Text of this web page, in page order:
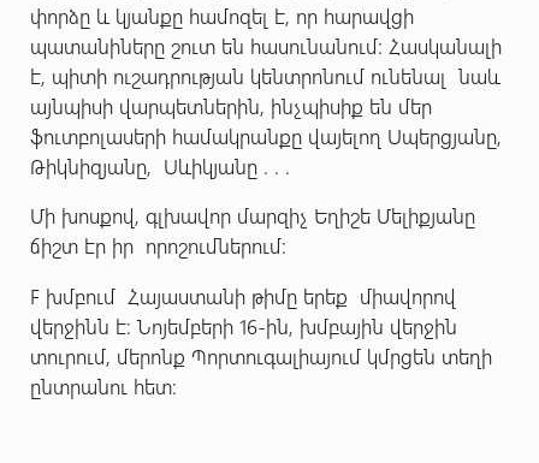
փորձը և կյանքը համոզել է, որ հարավցի
պատանիները շուտ են հասունանում: Հասկանալի
է, պիտի ուշադրության կենտրոնում ունենալ նաև
այնպիսի վարպետներին, ինչպիսիք են մեր
ֆուտբոլասերի համակրանքը վայելող Սպերցյանը,
Թիկնիզյանը, Սևիկյանը . . .
Մի խոսքով, գլխավոր մարզիչ Եղիշե Մելիքյանը
ճիշտ էր իր որոշումներում:
F խմբում Հայաստանի թիմը երեք միավորով
վերջինն է։ Նոյեմբերի 16-ին, խմբային վերջին
տուրում, մերոնք Պորտուգալիայում կմրցեն տեղի
ընտրանու հետ: